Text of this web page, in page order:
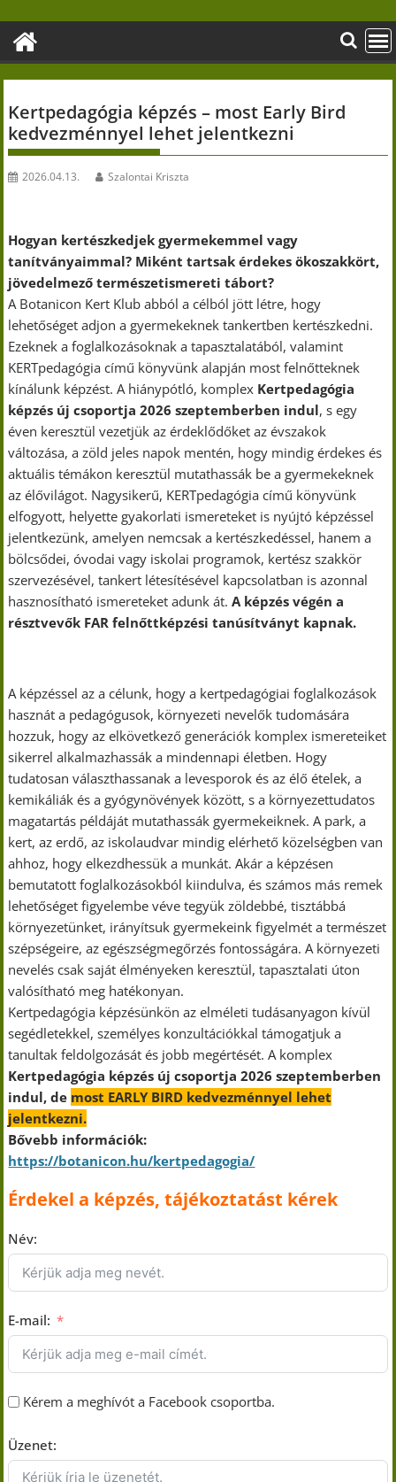
content
Kertpedagógia képzés – most Early Bird
kedvezménnyel lehet jelentkezni
2026.04.13. Szalontai Kriszta
Hogyan kertészkedjek gyermekemmel vagy
tanítványaimmal? Miként tartsak érdekes ökoszakkört,
jövedelmező természetismereti tábort?
A Botanicon Kert Klub abból a célból jött létre, hogy
lehetőséget adjon a gyermekeknek tankertben kertészkedni.
Ezeknek a foglalkozásoknak a tapasztalatából, valamint
KERTpedagógia című könyvünk alapján most felnőtteknek
kínálunk képzést. A hiánypótló, komplex Kertpedagógia
képzés új csoportja 2026 szeptemberben indul, s egy
éven keresztül vezetjük az érdeklődőket az évszakok
változása, a zöld jeles napok mentén, hogy mindig érdekes és
aktuális témákon keresztül mutathassák be a gyermekeknek
az élővilágot. Nagysikerű, KERTpedagógia című könyvünk
elfogyott, helyette gyakorlati ismereteket is nyújtó képzéssel
jelentkezünk, amelyen nemcsak a kertészkedéssel, hanem a
bölcsődei, óvodai vagy iskolai programok, kertész szakkör
szervezésével, tankert létesítésével kapcsolatban is azonnal
hasznosítható ismereteket adunk át.A képzés végén a
résztvevők FAR felnőttképzési tanúsítványt kapnak.
A képzéssel az a célunk, hogy a kertpedagógiai foglalkozások
hasznát a pedagógusok, környezeti nevelők tudomására
hozzuk, hogy az elkövetkező generációk komplex ismereteiket
sikerrel alkalmazhassák a mindennapi életben. Hogy
tudatosan választhassanak a levesporok és az élő ételek, a
kemikáliák és a gyógynövények között, s a környezettudatos
magatartás példáját mutathassák gyermekeiknek. A park, a
kert, az erdő, az iskolaudvar mindig elérhető közelségben van
ahhoz, hogy elkezdhessük a munkát. Akár a képzésen
bemutatott foglalkozásokból kiindulva, és számos más remek
lehetőséget figyelembe véve tegyük zöldebbé, tisztábbá
környezetünket, irányítsuk gyermekeink figyelmét a természet
szépségeire, az egészségmegőrzés fontosságára. A környezeti
nevelés csak saját élményeken keresztül, tapasztalati úton
valósítható meg hatékonyan.
Kertpedagógia képzésünkön az elméleti tudásanyagon kívül
segédletekkel, személyes konzultációkkal támogatjuk a
tanultak feldolgozását és jobb megértését. A komplex
Kertpedagógia képzés új csoportja 2026 szeptemberben
indul, de most EARLY BIRD kedvezménnyel lehet
jelentkezni.
Bővebb információk:
https://botanicon.hu/kertpedagogia/
Érdekel a képzés, tájékoztatást kérek
Név:
E-mail:
Kérem a meghívót a Facebook csoportba.
Üzenet: